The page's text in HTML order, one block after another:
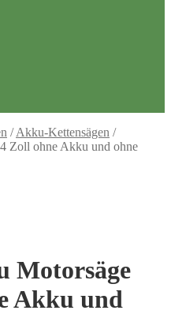
/Akku-Kettensägen /
Zoll ohne Akku und ohne
Motorsäge
Akku und